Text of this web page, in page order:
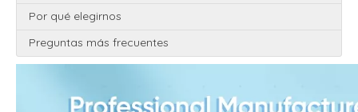
Por qué elegirnos
Preguntas más frecuentes